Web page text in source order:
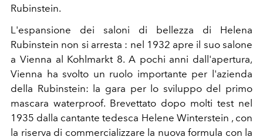
Rubinstein.
L'espansione dei saloni di bellezza di Helena
Rubinstein non si arresta : nel 1932 apre il suo salone
a Vienna al Kohlmarkt 8. A pochi anni dall'apertura,
Vienna ha svolto un ruolo importante per l'azienda
della Rubinstein: la gara per lo sviluppo del primo
mascara waterproof. Brevettato dopo molti test nel
1935 dalla cantante tedesca Helene Winterstein , con
la riserva di commercializzare la nuova formula con la